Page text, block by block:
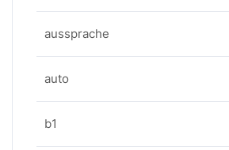
aussprache
auto
b1